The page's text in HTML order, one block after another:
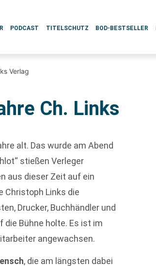
PODCAST TITELSCHUTZ BOD-BESTSELLER
Verlag
Ch. Links
alt. Das wurde am Abend
stießen Verleger
aus dieser Zeit auf ein
Christoph Links die
Drucker, Buchhändler und
die Bühne holte. Es ist im
angewachsen.
, die am längsten dabei